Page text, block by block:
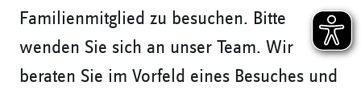
Familienmitglied zu besuchen. Bitte
wenden Sie sich an unser Team. Wir
beraten Sie im Vorfeld eines Besuches und